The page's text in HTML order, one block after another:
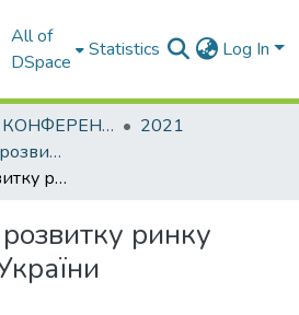
All of
DSpace
Statistics Log In
МАТЕРІАЛИ КОНФЕРЕНЦІЙ
2021
Сучасні напрямки розвитку економіки і менеджменту підприємств України
Перспективи розвитку ринку будівництва України
ринку